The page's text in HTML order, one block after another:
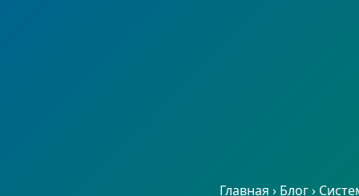
Главная › Блог›